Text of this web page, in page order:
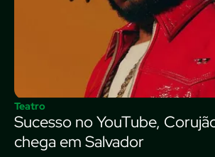
Teatro
Sucesso no YouTube,
chega em Salvador